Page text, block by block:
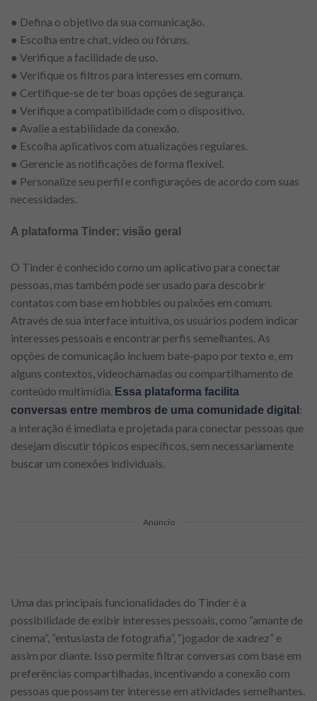
● Defina o objetivo da sua comunicação.
● Escolha entre chat, vídeo ou fóruns.
● Verifique a facilidade de uso.
● Verifique os filtros para interesses em comum.
● Certifique-se de ter boas opções de segurança.
● Verifique a compatibilidade com o dispositivo.
● Avalie a estabilidade da conexão.
● Escolha aplicativos com atualizações regulares.
● Gerencie as notificações de forma flexível.
● Personalize seu perfil e configurações de acordo com suas
necessidades.
A plataforma Tinder: visão geral
O Tinder é conhecido como um aplicativo para conectar
pessoas, mas também pode ser usado para descobrir
contatos com base em hobbies ou paixões em comum.
Através de sua interface intuitiva, os usuários podem indicar
interesses pessoais e encontrar perfis semelhantes. As
opções de comunicação incluem bate-papo por texto e, em
alguns contextos, videochamadas ou compartilhamento de
conteúdo multimídia. Essa plataforma facilita
conversas entre membros de uma comunidade digital :
a interação é imediata e projetada para conectar pessoas que
desejam discutir tópicos específicos, sem necessariamente
buscar um conexões individuais.
Anúncio
Uma das principais funcionalidades do Tinder é a
possibilidade de exibir interesses pessoais, como “amante de
cinema”, “entusiasta de fotografia”, “jogador de xadrez” e
assim por diante. Isso permite filtrar conversas com base em
preferências compartilhadas, incentivando a conexão com
pessoas que possam ter interesse em atividades semelhantes.